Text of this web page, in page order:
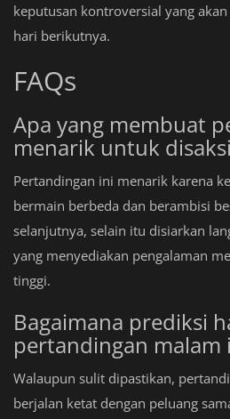
keputusan kontroversial yang
hari berikutnya.
FAQs
Apa yang membuat
menarik untuk
Pertandingan ini menarik karena
bermain berbeda dan berambisi
selanjutnya, selain itu disiarkan
yang menyediakan pengalaman
tinggi.
Bagaimana prediksi
pertandingan malam
Walaupun sulit dipastikan,
berjalan ketat dengan peluang